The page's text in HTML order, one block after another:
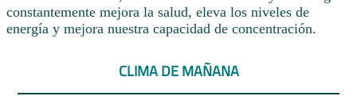
constantemente mejora la salud, eleva los niveles de
energía y mejora nuestra capacidad de concentración.
CLIMA DE MAÑANA